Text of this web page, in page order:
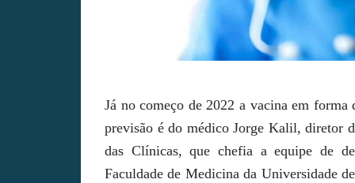
Já no começo de 2022 a vacina em forma
previsão é do médico Jorge Kalil, diretor
das Clínicas, que chefia a equipe de
Faculdade de Medicina da Universidade